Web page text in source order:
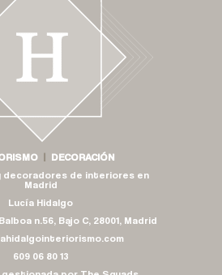
DECORACIÓN
decoradores de interiores en
Madrid
Lucía Hidalgo
n.56, Bajo C, 28001, Madrid
609 06 80 13